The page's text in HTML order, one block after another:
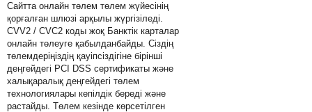
Сайтта онлайн төлем төлем жүйесінің
қорғалған шлюзі арқылы жүргізіледі.
CVV2 / CVC2 коды жоқ Банктік карталар
онлайн төлеуге қабылданбайды. Сіздің
төлемдеріңіздің қауіпсіздігіне бірінші
деңгейдегі PCI DSS сертификаты және
халықаралық деңгейдегі төлем
технологиялары кепілдік береді және
растайды. Төлем кезінде көрсетілген